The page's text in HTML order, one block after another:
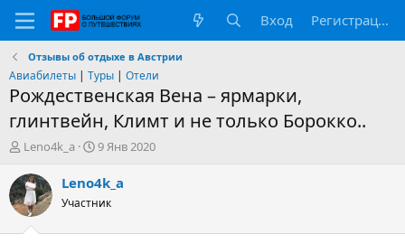
Вход Регистрация
Отзывы об отдыхе в Австрии
Авиабилеты | Туры | Отели
Рождественская Вена – ярмарки,
глинтвейн, Климт и не только Борокко..
А
т
о
р
т
Leno4k_a
Д
т
н
9 Янв 2020
Leno4k_a
Участник